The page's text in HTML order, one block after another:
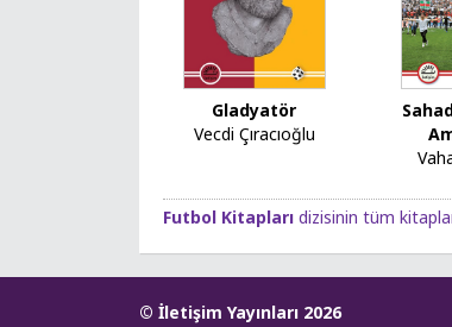
Gladyatör
Vecdi Çıracıoğlu
Futbol Kitapları dizisinin tüm
© İletişim Yayınları 2026